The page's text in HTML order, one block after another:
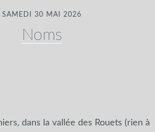
SAMEDI 30 MAI 2026
Noms
dans la vallée des Rouets (rien à